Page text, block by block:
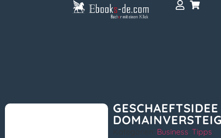
GESCHAEFTSIDEE
Business ,Tipps